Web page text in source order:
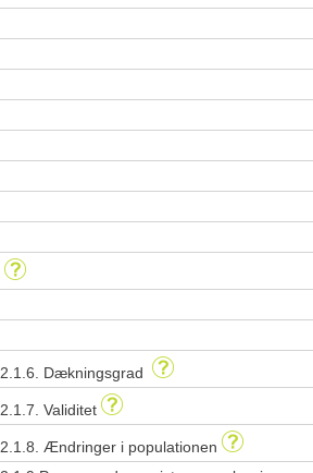
2.1.6. Dækningsgrad
2.1.7. Validitet
2.1.8. Ændringer i populationen